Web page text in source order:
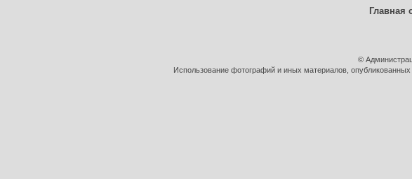
Главная
©
Использование фотографий и иных материалов,